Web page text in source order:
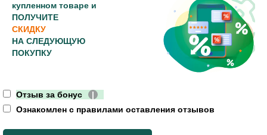
купленном товаре и
ПОЛУЧИТЕ
СКИДКУ
НА СЛЕДУЮЩУЮ
ПОКУПКУ
Отзыв за бонус
|
Ознакомлен с правилами оставления отзывов